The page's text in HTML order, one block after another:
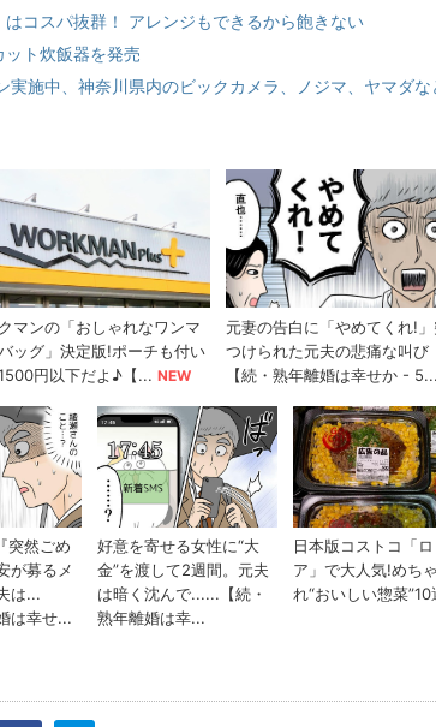
コスパ抜群！ アレンジもできるから飽きない
ト炊飯器を発売
実施中、神奈川県内のビックカメラ、ノジマ、ヤマダな